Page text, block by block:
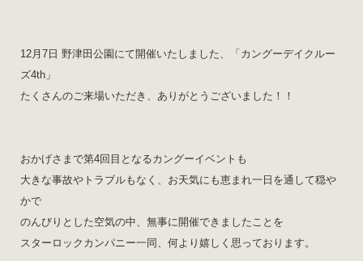
12月7日 野津田公園にて開催いたしました、「カングーデイクルー
ズ4th」
たくさんのご来場いただき、ありがとうございました！！
おかげさまで第4回目となるカングーイベントも
大きな事故やトラブルもなく、お天気にも恵まれ一日を通して穏や
かで
のんびりとした空気の中、無事に開催できましたことを
スターロックカンパニー一同、何より嬉しく思っております。